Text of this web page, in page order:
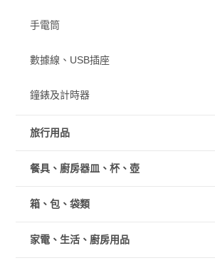
手電筒
數據線、USB插座
鐘錶及計時器
旅行用品
餐具、廚房器皿、杯、壺
箱、包、袋類
家電、生活、廚房用品